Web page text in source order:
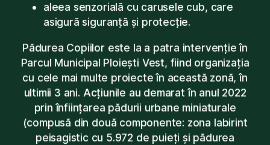
aleea senzorială cu carusele cub, care
asigură siguranță și protecție.
Pădurea Copiilor este la a patra intervenție în
Parcul Municipal Ploiești Vest, fiind organizația
cu cele mai multe proiecte în această zonă, în
ultimii 3 ani. Acțiunile au demarat în anul 2022
prin înființarea pădurii urbane miniaturale
(compusă din două componente: zona labirint
peisagistic cu 5.972 de puieți și pădurea